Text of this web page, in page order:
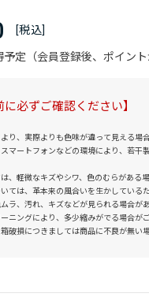
定（会員登録後、ポイント
に必ずご確認ください】
り、実際よりも色味が違って見える場合
マートフォンなどの環境により、若干
、軽微なキズやシワ、色のむらがある
ては、革本来の風合いを生かしている
ラ、汚れ、キズなどが見られる場合があ
ニングにより、多少縮みがでる場合がご
破損につきましては商品に不良が無い